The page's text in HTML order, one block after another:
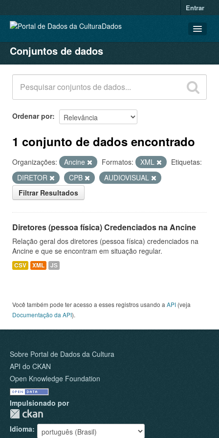
Entrar
CONJUNTOS DE DADOS
ORGANIZAÇÕES
GRUPOS
SOBRE
Conjuntos de dados
Ordenar por
1 conjunto de dados encontrado
Organizações: Ancine Formatos: XML
Etiquetas:
DIRETOR
CPB
AUDIOVISUAL
Filtrar Resultados
Diretores (pessoa física) Credenciados na Ancine
Relação geral dos diretores (pessoa física) credenciados na
Ancine e que se encontram em situação regular.
CSV XML JS
Você também pode ter acesso a esses registros usando a API (veja
Documentação da API).
Sobre Portal de Dados da Cultura
API do CKAN
Open Knowledge Foundation
Impulsionado por
Idioma